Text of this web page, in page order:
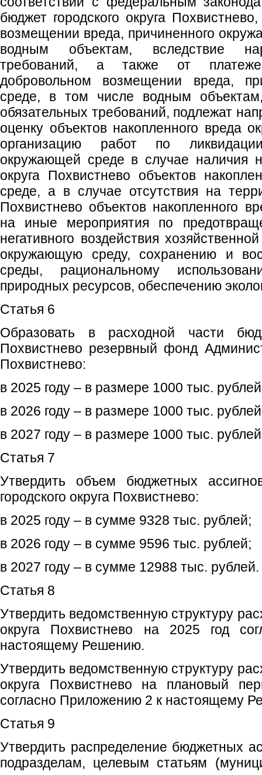
бюджет городского округа
возмещении вреда, причиненного
водным объектам, вследствие
требований, а также от
добровольном возмещении вреда,
среде, в том числе водным
обязательных требований, подлежат
оценку объектов накопленного вреда
организацию работ по
окружающей среде в случае наличия
округа Похвистнево объектов
среде, а в случае отсутствия на
Похвистнево объектов накопленного
на иные мероприятия по
негативного воздействия
окружающую среду, сохранению и
среды, рациональному
природных ресурсов, обеспечению
Статья 6
Образовать в расходной части
Похвистнево резервный фонд
Похвистнево:
в 2025 году – в размере 1000 тыс.
в 2026 году – в размере 1000 тыс.
в 2027 году – в размере 1000 тыс.
Статья 7
Утвердить объем бюджетных
городского округа Похвистнево:
в 2025 году – в сумме 9328 тыс. рублей;
в 2026 году – в сумме 9596 тыс. рублей;
в 2027 году – в сумме 12988 тыс. рублей.
Статья 8
Утвердить ведомственную структуру
округа Похвистнево на 2025 год
настоящему Решению.
Утвердить ведомственную структуру
округа Похвистнево на плановый
согласно Приложению 2 к настоящему
Статья 9
Утвердить распределение бюджетных
подразделам, целевым статьям